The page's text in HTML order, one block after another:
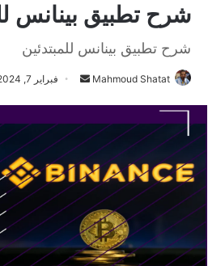
شرح تطبيق بينانس
شرح تطبيق بينانس للمبتدئين
Mahmoud Shatat
ي
د
ا
إ
فبراير 7, 2024